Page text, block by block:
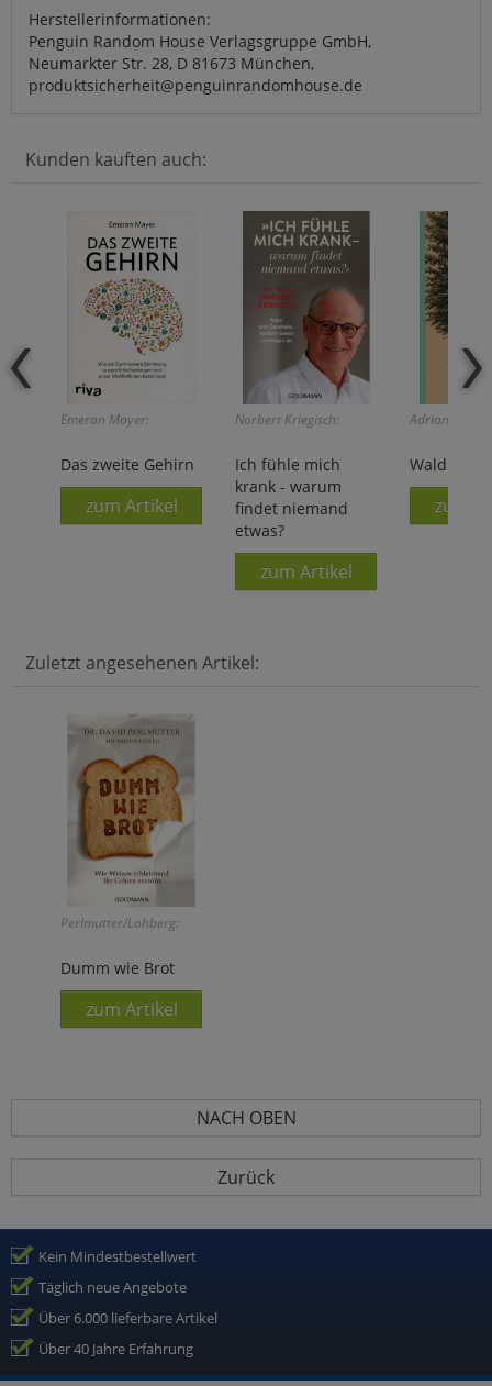
Herstellerinformationen:
Penguin Random House Verlagsgruppe GmbH,
Neumarkter Str. 28, D 81673 München,
produktsicherheit@penguinrandomhouse.de
Kunden kauften auch:
Emeran Mayer:
Das zweite Gehirn
zum Artikel
Norbert Kriegisch:
Ich fühle mich
krank - warum
findet niemand
etwas?
zum Artikel
Adriane
Wald
zum
Zuletzt angesehenen Artikel:
Perlmutter/Lohberg:
Dumm wie Brot
zum Artikel
NACH OBEN
Zurück
Kein Mindestbestellwert
Täglich neue Angebote
Über 6.000 lieferbare Artikel
Über 40 Jahre Erfahrung